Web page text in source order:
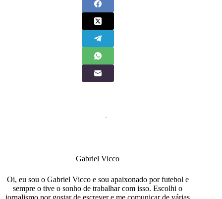
Gabriel Vicco
Oi, eu sou o Gabriel Vicco e sou apaixonado por futebol e
sempre o tive o sonho de trabalhar com isso. Escolhi o
jornalismo por gostar de escrever e me comunicar de várias